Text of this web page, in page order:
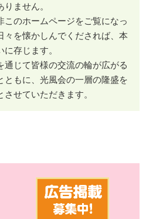
ません。
このホームページをご覧になっ
々を懐かしんでくだされば、本
存じます。
じて皆様の交流の輪が広がる
ともに、光風会の一層の隆盛を
せていただきます。